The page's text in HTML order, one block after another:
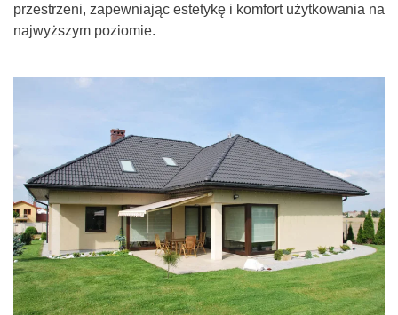
przestrzeni, zapewniając estetykę i komfort użytkowania na
najwyższym poziomie.